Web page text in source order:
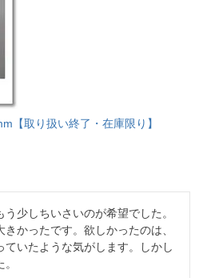
取り扱い終了・在庫限り】
少しちいさいのが希望でした。
かったです。欲しかったのは、
いたような気がします。しかし